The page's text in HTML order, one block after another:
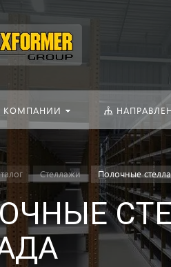
КОМПАНИИ
Стеллажи Полочные